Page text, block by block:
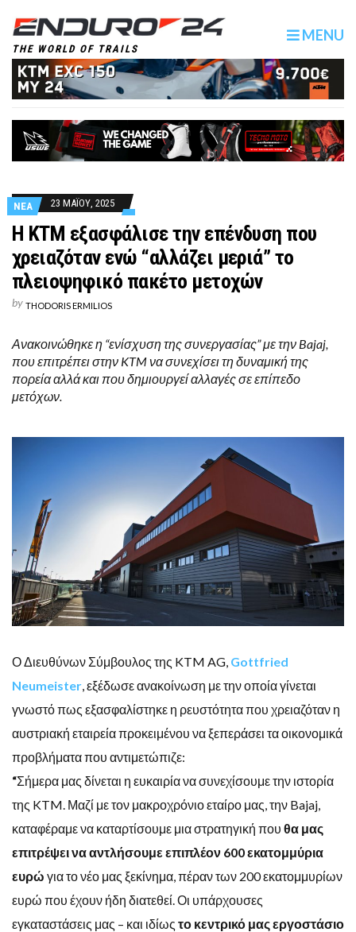
THE WORLD OF TRAILS
MENU
ΝΕΑ 23 ΜΑΪΟΥ, 2025
Η KTM εξασφάλισε την επένδυση που
χρειαζόταν ενώ “αλλάζει μεριά” το
πλειοψηφικό πακέτο μετοχών
by THODORIS ERMILIOS
Ανακοινώθηκε η “ενίσχυση της συνεργασίας” με την Bajaj,
που επιτρέπει στην KTM να συνεχίσει τη δυναμική της
πορεία αλλά και που δημιουργεί αλλαγές σε επίπεδο
μετόχων.
Ο Διευθύνων Σύμβουλος της KTM AG, Gottfried
Neumeister , εξέδωσε ανακοίνωση με την οποία γίνεται
γνωστό πως εξασφαλίστηκε η ρευστότητα που χρειαζόταν η
αυστριακή εταιρεία προκειμένου να ξεπεράσει τα οικονομικά
προβλήματα που αντιμετώπιζε:
“Σήμερα μας δίνεται η ευκαιρία να συνεχίσουμε την ιστορία
της KTM. Μαζί με τον μακροχρόνιο εταίρο μας, την Bajaj,
καταφέραμε να καταρτίσουμε μια στρατηγική που θα μας
επιτρέψει να αντλήσουμε επιπλέον 600 εκατομμύρια
ευρώ για το νέο μας ξεκίνημα, πέραν των 200 εκατομμυρίων
ευρώ που έχουν ήδη διατεθεί. Οι υπάρχουσες
εγκαταστάσεις μας – και ιδίως το κεντρικό μας εργοστάσιο